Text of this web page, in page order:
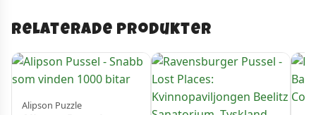
Relaterade produkter
Alipson Puzzle